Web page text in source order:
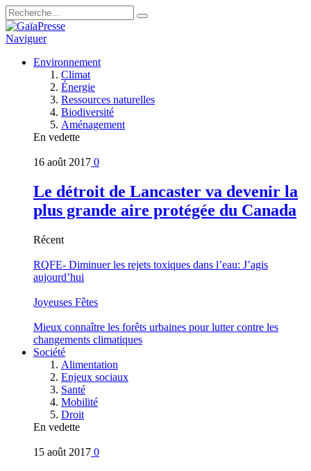
Naviguer
Environnement
Climat
Énergie
Ressources naturelles
Biodiversité
Aménagement
En vedette
16 août 2017 0
Le détroit de Lancaster va devenir la
plus grande aire protégée du Canada
Récent
RQFE- Diminuer les rejets toxiques dans l’eau: J’agis
aujourd’hui
Joyeuses Fêtes
Mieux connaître les forêts urbaines pour lutter contre les
changements climatiques
Société
Alimentation
Enjeux sociaux
Santé
Mobilité
Droit
En vedette
15 août 2017 0